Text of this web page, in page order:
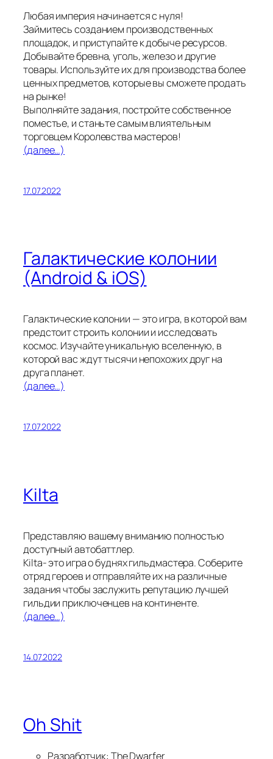
Любая империя начинается с нуля!
Займитесь созданием производственных
площадок, и приступайте к добыче ресурсов.
Добывайте бревна, уголь, железо и другие
товары. Используйте их для производства более
ценных предметов, которые вы сможете продать
на рынке!
Выполняйте задания, постройте собственное
поместье, и станьте самым влиятельным
торговцем Королевства мастеров!
(далее…)
17.07.2022
Галактические колонии
(Android & iOS)
Галактические колонии — это игра, в которой вам
предстоит строить колонии и исследовать
космос. Изучайте уникальную вселенную, в
которой вас ждут тысячи непохожих друг на
друга планет.
(далее…)
17.07.2022
Kilta
Представляю вашему вниманию полностью
доступный автобаттлер.
Kilta- это игра о буднях гильдмастера. Соберите
отряд героев и отправляйте их на различные
задания чтобы заслужить репутацию лучшей
гильдии приключенцев на континенте.
(далее…)
14.07.2022
Oh Shit
Разработчик: The Dwarfer